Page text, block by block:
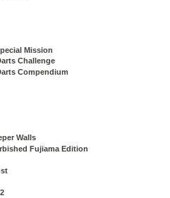
Mission
Challenge
Compendium
Walls
Fujiama Edition